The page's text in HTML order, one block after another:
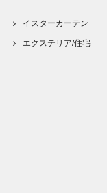
イスターカーテン
エクステリア/住宅